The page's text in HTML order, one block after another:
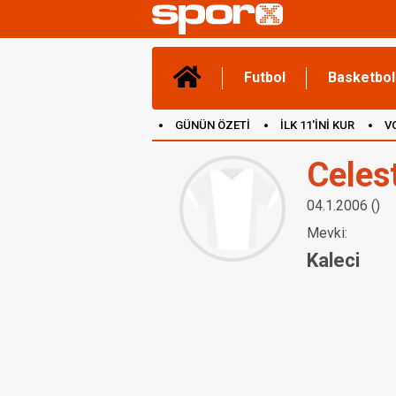
Futbol Basketbol
GÜNÜN ÖZETİ İLK 11'İNİ KUR
04.1.2006 ()
Mevki:
Kaleci